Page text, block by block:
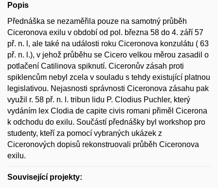
Popis
Přednáška se nezaměřila pouze na samotný průběh
Ciceronova exilu v období od pol. března 58 do 4. září 57
př. n. l, ale také na události roku Ciceronova konzulátu ( 63
př. n. l.), v jehož průběhu se Cicero velkou měrou zasadil o
potlačení Catilinova spiknutí. Ciceronův zásah proti
spiklencům nebyl zcela v souladu s tehdy existující platnou
legislativou. Nejasnosti správnosti Ciceronova zásahu pak
využil r. 58 př. n. l. tribun lidu P. Clodius Puchler, který
vydáním lex Clodia de capite civis romani přiměl Cicerona
k odchodu do exilu. Součástí přednášky byl workshop pro
studenty, kteří za pomocí vybraných ukázek z
Ciceronových dopisů rekonstruovali průběh Ciceronova
exilu.
Související projekty: